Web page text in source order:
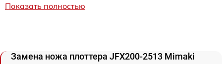
Показать полностью
Замена ножа плоттера JFX200-2513 Mimaki